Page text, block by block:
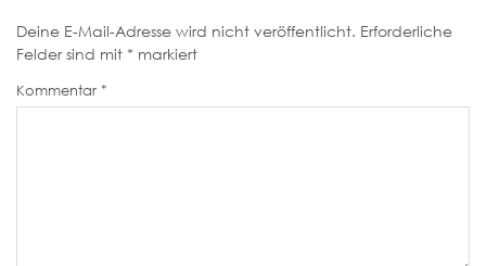
Deine E-Mail-Adresse wird nicht veröffentlicht. Erforderliche
Felder sind mit * markiert
Kommentar *